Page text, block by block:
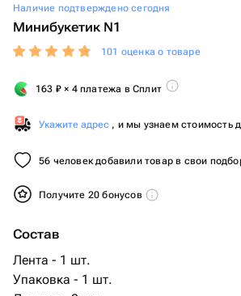
Наличие подтверждено сегодня
Минибукетик N1
101 оценка о товаре
163 ₽ × 4 платежа в Сплит
Укажите адрес , и мы узнаем стоимость
56 человек добавили товар в свои
Получите 20 бонусов
Состав
Лента - 1 шт.
Упаковка - 1 шт.